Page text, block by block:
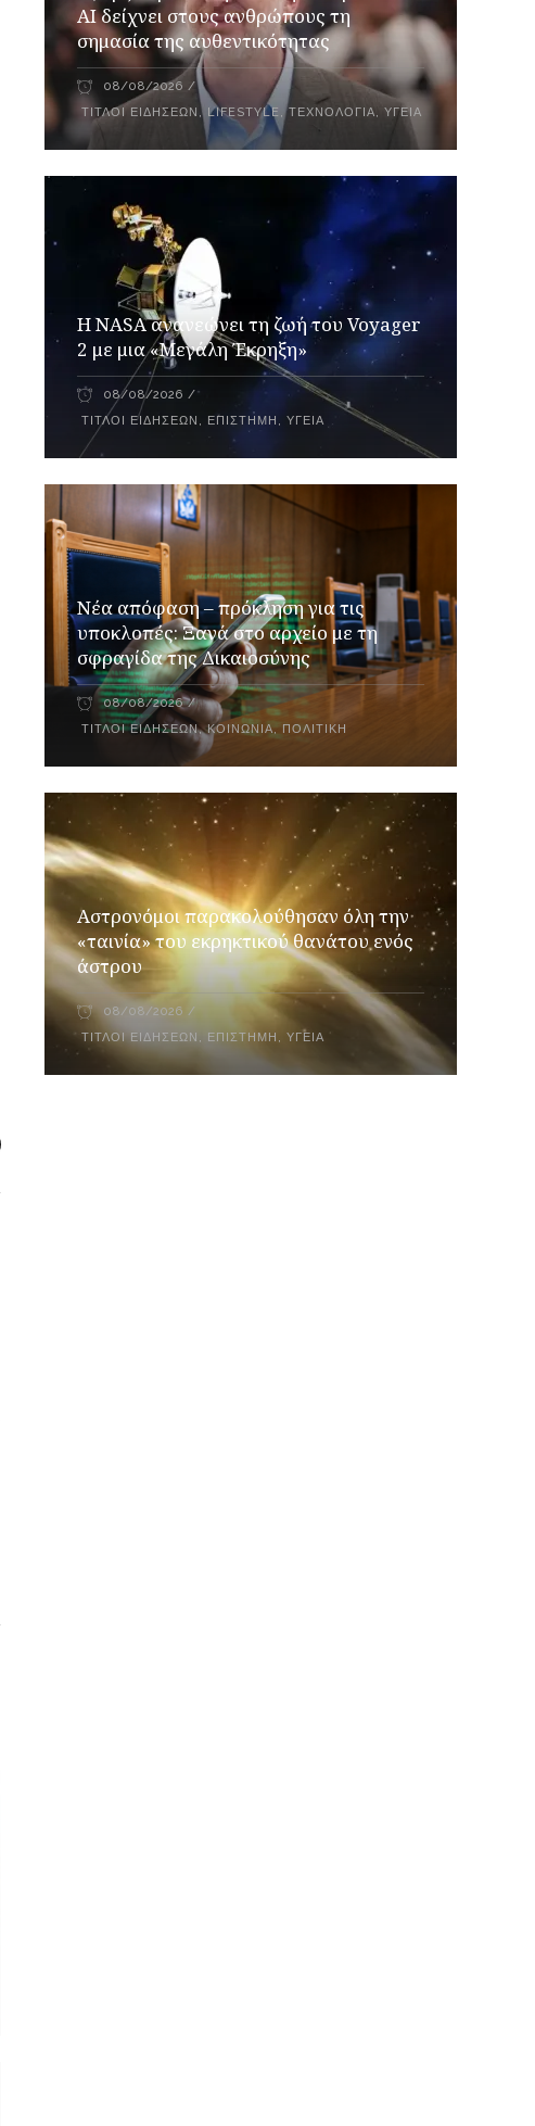
ΑI δείχνει στους ανθρώπους τη
σημασία της αυθεντικότητας
08/08/2026
ΤΊΤΛΟΙ ΕΙΔΉΣΕΩΝ , LIFESTYLE ,ΤΕΧΝΟΛΟΓΊΑ,ΥΓΕΊΑ
H NASA ανανεώνει τη ζωή του Voyager
2 με μια «Μεγάλη Έκρηξη»
08/08/2026
ΤΊΤΛΟΙ ΕΙΔΉΣΕΩΝ , ΕΠΙΣΤΉΜΗ ,ΥΓΕΊΑ
Νέα απόφαση – πρόκληση για τις
υποκλοπές: Ξανά στο αρχείο με τη
σφραγίδα της Δικαιοσύνης
08/08/2026
ΤΊΤΛΟΙ ΕΙΔΉΣΕΩΝ,ΚΟΙΝΩΝΊΑ, ΠΟΛΙΤΙΚΉ
Αστρονόμοι παρακολούθησαν όλη την
«ταινία» του εκρηκτικού θανάτου ενός
άστρου
08/08/2026
ΤΊΤΛΟΙ ΕΙΔΉΣΕΩΝ , ΕΠΙΣΤΉΜΗ ,ΥΓΕΊΑ